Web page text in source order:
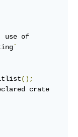
use of
`
();
crate